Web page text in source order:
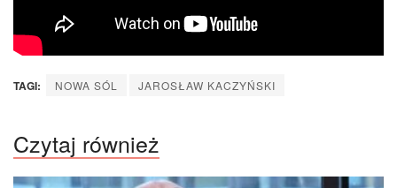
TAGI: NOWA SÓL JAROSŁAW KACZYŃSKI
Czytaj również